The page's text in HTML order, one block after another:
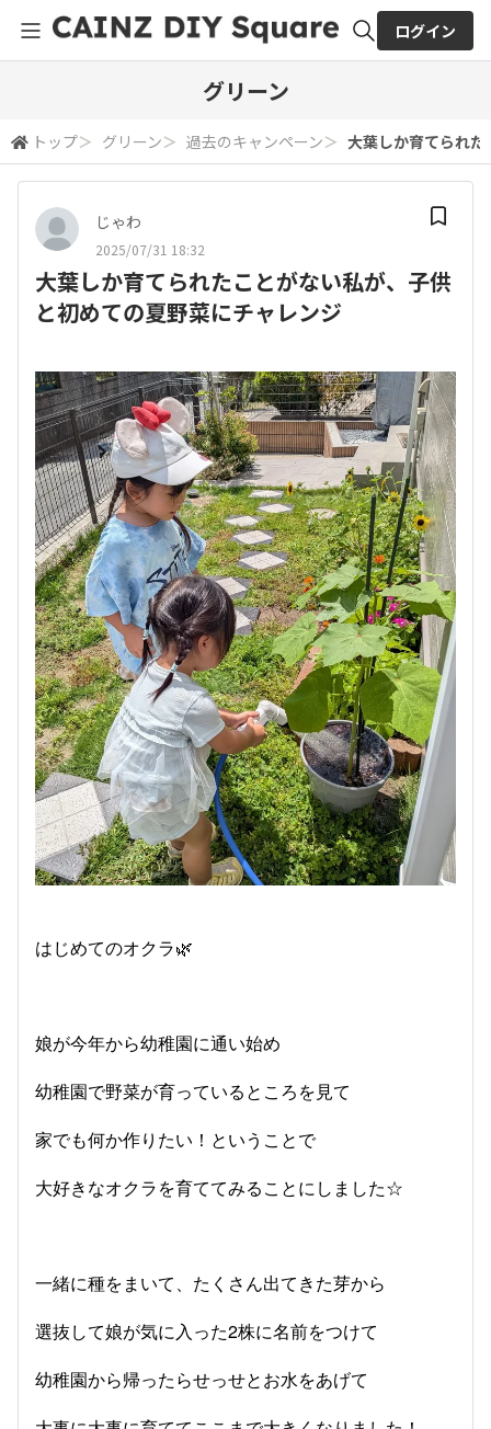
検索
ログイン
グリーン
トップ＞ グリーン＞ 過去のキャンペーン＞ 大葉しか育てられ
じゃわ
2025/07/31 18:32
大葉しか育てられたことがない私が、子供
と初めての夏野菜にチャレンジ
はじめてのオクラ🌿
娘が今年から幼稚園に通い始め
幼稚園で野菜が育っているところを見て
家でも何か作りたい！ということで
大好きなオクラを育ててみることにしました☆
一緒に種をまいて、たくさん出てきた芽から
選抜して娘が気に入った2株に名前をつけて
幼稚園から帰ったらせっせとお水をあげて